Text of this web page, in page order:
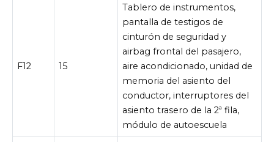
F12 15
Tablero de instrumentos,
pantalla de testigos de
cinturón de seguridad y
airbag frontal del pasajero,
aire acondicionado, unidad de
memoria del asiento del
conductor, interruptores del
asiento trasero de la 2ª fila,
módulo de autoescuela